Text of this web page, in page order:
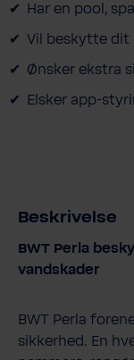
Har en pool,
Vil beskytte dit
Ønsker ekstra
Elsker app-
Beskrivelse
BWT Perla
vandskader
BWT Perla
sikkerhed. En